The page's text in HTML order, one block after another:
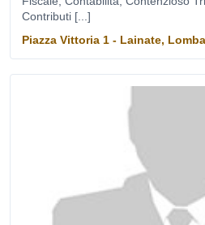
Contributi [...]
Piazza Vittoria 1 - Lainate,